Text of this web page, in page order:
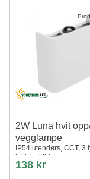
2W Luna hvit
vegglampe
IP54 utendørs, CCT, 3
inkl. lyskilde
138 kr